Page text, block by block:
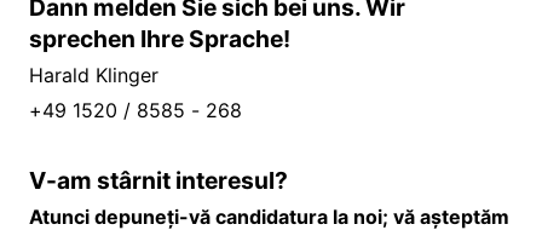
Dann melden Sie sich bei uns. Wir
sprechen Ihre Sprache!
Harald Klinger
+49 1520 / 8585 - 268
V-am stârnit interesul?
Atunci depuneți-vă candidatura la noi; vă așteptăm